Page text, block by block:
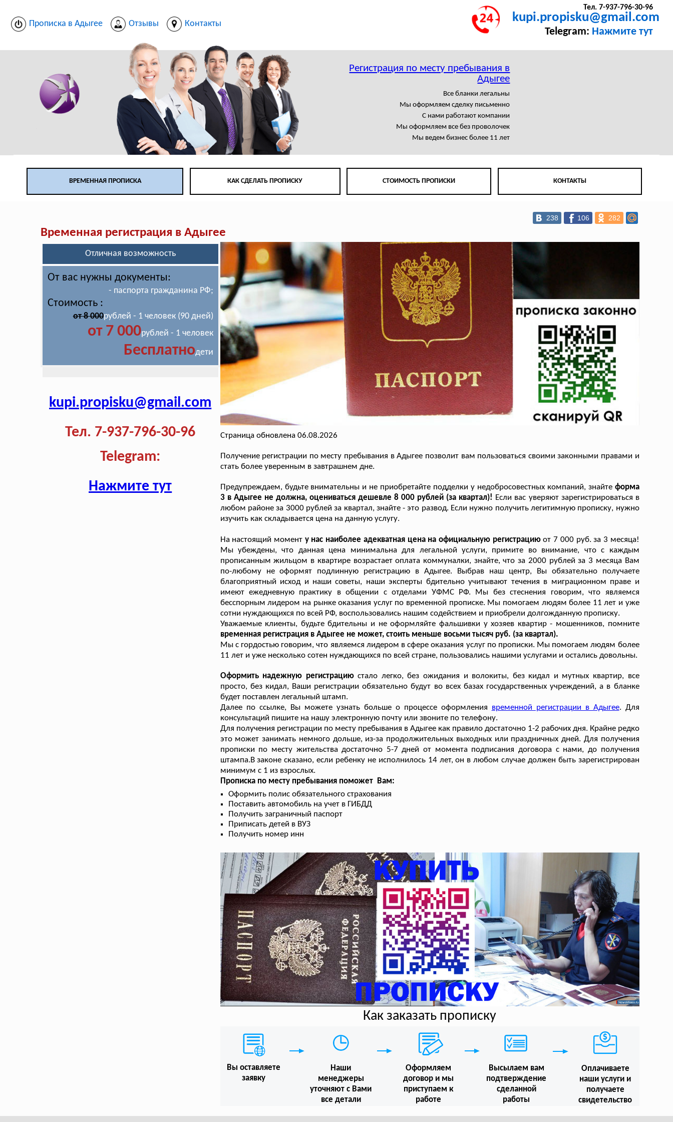
Прописка в Адыгее Отзывы Контакты
Тел. 7-937-796-30-96
kupi.propisku@gmail.com
Telegram: Нажмите тут
Регистрация по месту пребывания в
Адыгее
Все бланки легальны
Мы оформляем сделку письменно
С нами работают компании
Мы оформляем все без проволочек
Мы ведем бизнес более 11 лет
ВРЕМЕННАЯ ПРОПИСКА КАК СДЕЛАТЬ ПРОПИСКУ СТОИМОСТЬ ПРОПИСКИ КОНТАКТЫ
238 106 282
Временная регистрация в Адыгее
Отличная возможность
От вас нужны документы:
- паспорта гражданина РФ;
Стоимость :
от 8 000рублей - 1 человек (90 дней)
от 7 000рублей - 1 человек
Бесплатнодети
kupi.propisku@gmail.com
Тел. 7-937-796-30-96
Telegram:
Нажмите тут
Страница обновлена 06.08.2026
Получение регистрации по месту пребывания в Адыгее позволит вам пользоваться своими законными правами и
стать более уверенным в завтрашнем дне.
Предупреждаем, будьте внимательны и не приобретайте подделки у недобросовестных компаний, знайте форма
3 в Адыгее не должна, оцениваться дешевле 8 000 рублей (за квартал)! Если вас уверяют зарегистрироваться в
любом районе за 3000 рублей за квартал, знайте - это развод. Если нужно получить легитимную прописку, нужно
изучить как складывается цена на данную услугу.
На настоящий момент у нас наиболее адекватная цена на официальную регистрациюот 7 000 руб. за 3 месяца!
Мы убеждены, что данная цена минимальна для легальной услуги, примите во внимание, что с каждым
прописанным жильцом в квартире возрастает оплата коммуналки, знайте, что за 2000 рублей за 3 месяца Вам
по-любому не оформят подлинную регистрацию в Адыгее. Выбрав наш центр, Вы обязательно получаете
благоприятный исход и наши советы, наши эксперты бдительно учитывают течения в миграционном праве и
имеют ежедневную практику в общении с отделами УФМС РФ. Мы без стеснения говорим, что являемся
бесспорным лидером на рынке оказания услуг по временной прописке. Мы помогаем людям более 11 лет и уже
сотни нуждающихся по всей РФ, воспользовались нашим содействием и приобрели долгожданную прописку.
Уважаемые клиенты, будьте бдительны и не оформляйте фальшивки у хозяев квартир - мошенников, помните
временная регистрация в Адыгее не может, стоить меньше восьми тысяч руб. (за квартал).
Мы с гордостью говорим, что являемся лидером в сфере оказания услуг по прописки. Мы помогаем людям более
11 лет и уже несколько сотен нуждающихся по всей стране, пользовались нашими услугами и остались довольны.
Оформить надежную регистрациюстало легко, без ожидания и волокиты, без кидал и мутных квартир, все
просто, без кидал, Ваши регистрации обязательно будут во всех базах государственных учреждений, а в бланке
будет поставлен легальный штамп.
Далее по ссылке, Вы можете узнать больше о процессе оформления временной регистрации в Адыгее. Для
консультаций пишите на нашу электронную почту или звоните по телефону.
Для получения регистрации по месту пребывания в Адыгее как правило достаточно 1-2 рабочих дня. Крайне редко
это может занимать немного дольше, из-за продолжительных выходных или праздничных дней. Для получения
прописки по месту жительства достаточно 5-7 дней от момента подписания договора с нами, до получения
штампа.В законе сказано, если ребенку не исполнилось 14 лет, он в любом случае должен быть зарегистрирован
минимум с 1 из взрослых.
Прописка по месту пребывания поможет Вам:
Оформить полис обязательного страхования
Поставить автомобиль на учет в ГИБДД
Получить заграничный паспорт
Приписать детей в ВУЗ
Получить номер инн
Как заказать прописку
Вы оставляете
заявку
Наши
менеджеры
уточняют с Вами
все детали
Оформляем
договор и мы
приступаем к
работе
Высылаем вам
подтверждение
сделанной
работы
Оплачиваете
наши услуги и
получаете
свидетельство